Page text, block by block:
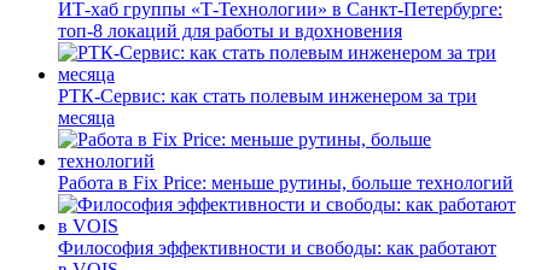
ИТ-хаб группы «Т-Технологии» в Санкт-Петербурге:
топ-8 локаций для работы и вдохновения
РТК-Сервис: как стать полевым инженером за три
месяца
Работа в Fix Price: меньше рутины, больше технологий
Философия эффективности и свободы: как работают